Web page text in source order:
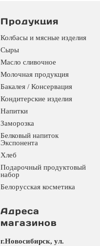
Продукция
Колбасы и мясные изделия
Сыры
Масло сливочное
Молочная продукция
Бакалея / Консервация
Кондитерские изделия
Напитки
Заморозка
Белковый напиток
Экспонента
Хлеб
Подарочный продуктовый
набор
Белорусская косметика
Адреса
магазинов
г.Новосибирск, ул.